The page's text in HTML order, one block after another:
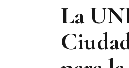
La